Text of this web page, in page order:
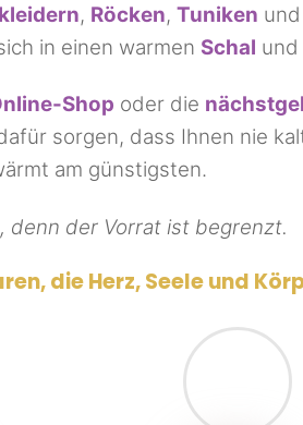
, Röcken, Tuniken und
in einen warmen Schal und
Shop oder die
sorgen, dass Ihnen nie
am günstigsten.
denn der Vorrat ist begrenzt.
die Herz, Seele und